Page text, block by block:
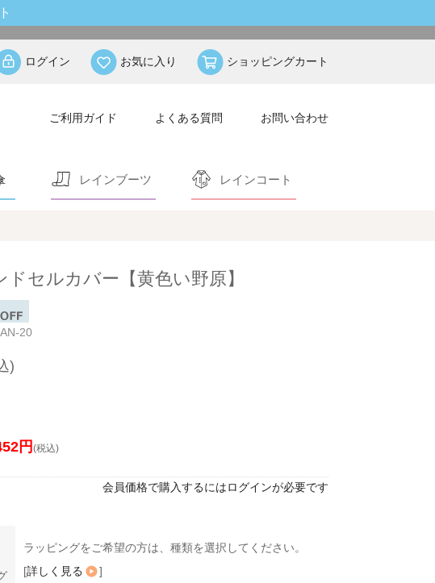
ログイン お気に入り ショッピングカート
ご利用ガイド よくある質問 お問い合わせ
レインブーツ レインコート
ドセルカバー【黄色い野原】
20
)
円 (税込)
会員価格で購入するにはログインが必要です
ラッピングをご希望の方は、種類を選択してください。
[詳しく見る ]